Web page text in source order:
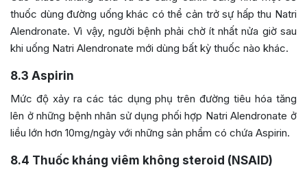
thuốc dùng đường uống khác có thể cản trở sự hấp thu Natri
Alendronate. Vì vậy, người bệnh phải chờ ít nhất nửa giờ sau
khi uống Natri Alendronate mới dùng bất kỳ thuốc nào khác.
8.3 Aspirin
Mức độ xảy ra các tác dụng phụ trên đường tiêu hóa tăng
lên ở những bệnh nhân sử dụng phối hợp Natri Alendronate ở
liều lớn hơn 10mg/ngày với những sản phẩm có chứa Aspirin.
8.4 Thuốc kháng viêm không steroid (NSAID)